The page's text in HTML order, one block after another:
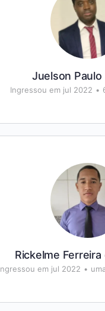
Juelson Paulo
Ingressou em jul 2022 •
Rickelme
em jul 2022 •